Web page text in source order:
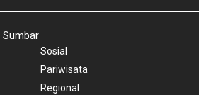
Sumbar
Sosial
Pariwisata
Regional